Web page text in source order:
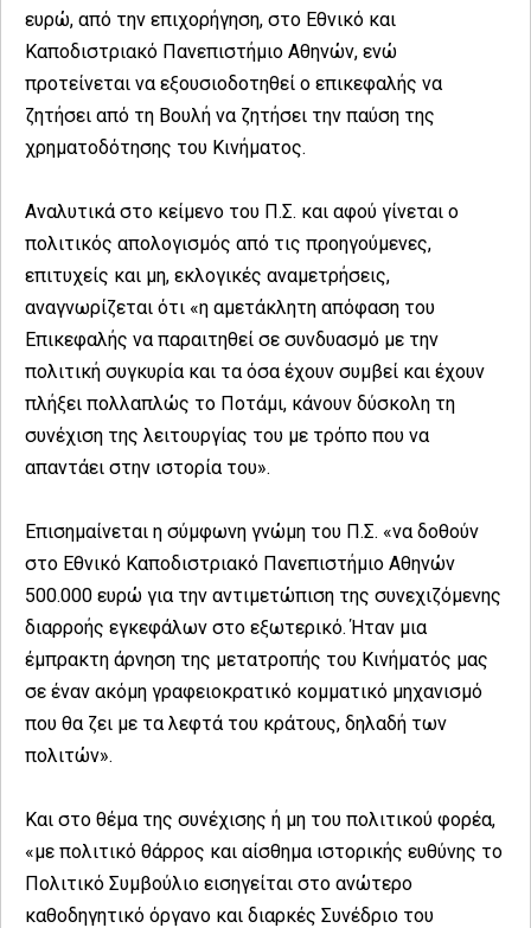
ευρώ, από την επιχορήγηση, στο Εθνικό και
Καποδιστριακό Πανεπιστήμιο Αθηνών, ενώ
προτείνεται να εξουσιοδοτηθεί ο επικεφαλής να
ζητήσει από τη Βουλή να ζητήσει την παύση της
χρηματοδότησης του Κινήματος.
Αναλυτικά στο κείμενο του Π.Σ. και αφού γίνεται ο
πολιτικός απολογισμός από τις προηγούμενες,
επιτυχείς και μη, εκλογικές αναμετρήσεις,
αναγνωρίζεται ότι «η αμετάκλητη απόφαση του
Επικεφαλής να παραιτηθεί σε συνδυασμό με την
πολιτική συγκυρία και τα όσα έχουν συμβεί και έχουν
πλήξει πολλαπλώς το Ποτάμι, κάνουν δύσκολη τη
συνέχιση της λειτουργίας του με τρόπο που να
απαντάει στην ιστορία του».
Επισημαίνεται η σύμφωνη γνώμη του Π.Σ. «να δοθούν
στο Εθνικό Καποδιστριακό Πανεπιστήμιο Αθηνών
500.000 ευρώ για την αντιμετώπιση της συνεχιζόμενης
διαρροής εγκεφάλων στο εξωτερικό. Ήταν μια
έμπρακτη άρνηση της μετατροπής του Κινήματός μας
σε έναν ακόμη γραφειοκρατικό κομματικό μηχανισμό
που θα ζει με τα λεφτά του κράτους, δηλαδή των
πολιτών».
Και στο θέμα της συνέχισης ή μη του πολιτικού φορέα,
«με πολιτικό θάρρος και αίσθημα ιστορικής ευθύνης το
Πολιτικό Συμβούλιο εισηγείται στο ανώτερο
καθοδηγητικό όργανο και διαρκές Συνέδριο του